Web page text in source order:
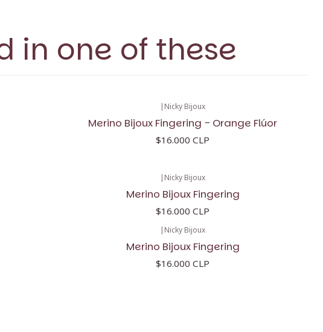
in one of these
| Nicky Bijoux
Merino Bijoux Fingering - Orange Flúor
$16.000 CLP
| Nicky Bijoux
Merino Bijoux Fingering
$16.000 CLP
| Nicky Bijoux
Merino Bijoux Fingering
$16.000 CLP